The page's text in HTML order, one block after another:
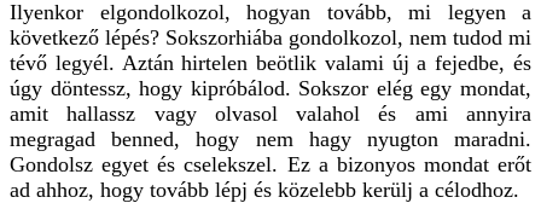
Ilyenkor elgondolkozol, hogyan tovább, mi legyen a
következő lépés? Sokszorhiába gondolkozol, nem tudod mi
tévő legyél. Aztán hirtelen beötlik valami új a fejedbe, és
úgy döntessz, hogy kipróbálod. Sokszor elég egy mondat,
amit hallassz vagy olvasol valahol és ami annyira
megragad benned, hogy nem hagy nyugton maradni.
Gondolsz egyet és cselekszel. Ez a bizonyos mondat erőt
ad ahhoz, hogy tovább lépj és közelebb kerülj a célodhoz.